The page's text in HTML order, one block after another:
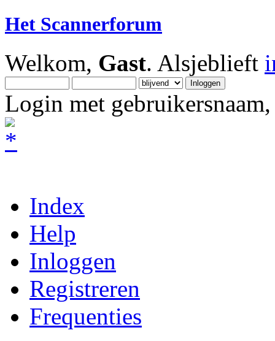
Het Scannerforum
Welkom, Gast. Alsjeblieft
Login met
Index
Help
Inloggen
Registreren
Frequenties